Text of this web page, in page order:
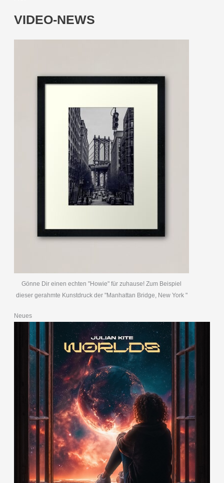
VIDEO-NEWS
Gönne Dir einen echten "Howie" für zuhause! Zum Beispiel
dieser gerahmte Kunstdruck der "Manhattan Bridge, New York "
Neues